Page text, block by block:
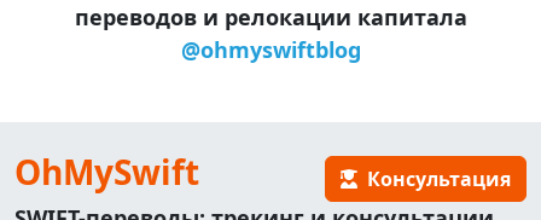
переводов и релокации капитала
@ohmyswiftblog
OhMySwift Консультация